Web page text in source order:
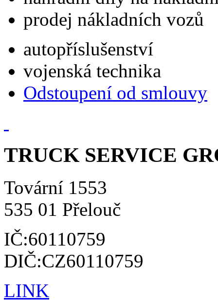
prodej nákladních vozů
autopříslušenství
vojenská technika
Odstoupení od smlouvy
TRUCK SERVICE
Tovární 1553
535 01 Přelouč
IČ:60110759
DIČ:CZ60110759
LINK